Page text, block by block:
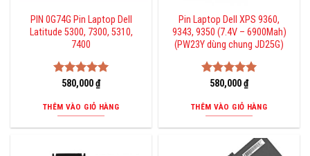
PIN 0G74G Pin Laptop Dell
Latitude 5300, 7300, 5310,
7400
Được xếp
5 sao
580,000₫
THÊM VÀO GIỎ HÀNG
Pin Laptop Dell XPS 9360,
9343, 9350 (7.4V – 6900Mah)
(PW23Y dùng chung JD25G)
Được xếp
5 sao
580,000₫
THÊM VÀO GIỎ HÀNG